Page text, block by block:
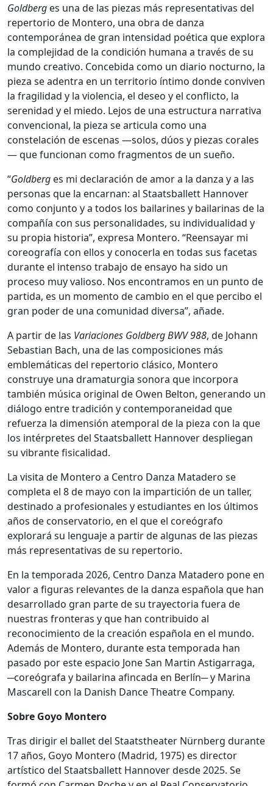
Goldberg es una de las piezas más representativas del
repertorio de Montero, una obra de danza
contemporánea de gran intensidad poética que explora
la complejidad de la condición humana a través de su
mundo creativo. Concebida como un diario nocturno, la
pieza se adentra en un territorio íntimo donde conviven
la fragilidad y la violencia, el deseo y el conflicto, la
serenidad y el miedo. Lejos de una estructura narrativa
convencional, la pieza se articula como una
constelación de escenas —solos, dúos y piezas corales
— que funcionan como fragmentos de un sueño.
“Goldberg es mi declaración de amor a la danza y a las
personas que la encarnan: al Staatsballett Hannover
como conjunto y a todos los bailarines y bailarinas de la
compañía con sus personalidades, su individualidad y
su propia historia”, expresa Montero. “Reensayar mi
coreografía con ellos y conocerla en todas sus facetas
durante el intenso trabajo de ensayo ha sido un
proceso muy valioso. Nos encontramos en un punto de
partida, es un momento de cambio en el que percibo el
gran poder de una comunidad diversa”, añade.
A partir de las Variaciones Goldberg BWV 988, de Johann
Sebastian Bach, una de las composiciones más
emblemáticas del repertorio clásico, Montero
construye una dramaturgia sonora que incorpora
también música original de Owen Belton, generando un
diálogo entre tradición y contemporaneidad que
refuerza la dimensión atemporal de la pieza con la que
los intérpretes del Staatsballett Hannover despliegan
su vibrante fisicalidad.
La visita de Montero a Centro Danza Matadero se
completa el 8 de mayo con la impartición de un taller,
destinado a profesionales y estudiantes en los últimos
años de conservatorio, en el que el coreógrafo
explorará su lenguaje a partir de algunas de las piezas
más representativas de su repertorio.
En la temporada 2026, Centro Danza Matadero pone en
valor a figuras relevantes de la danza española que han
desarrollado gran parte de su trayectoria fuera de
nuestras fronteras y que han contribuido al
reconocimiento de la creación española en el mundo.
Además de Montero, durante esta temporada han
pasado por este espacio Jone San Martin Astigarraga,
─coreógrafa y bailarina afincada en Berlín─ y Marina
Mascarell con la Danish Dance Theatre Company.
Sobre Goyo Montero
Tras dirigir el ballet del Staatstheater Nürnberg durante
17 años, Goyo Montero (Madrid, 1975) es director
artístico del Staatsballett Hannover desde 2025. Se